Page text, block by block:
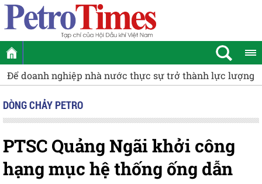
Để doanh nghiệp nhà nước thực sự trở thành lực lượng
DÒNG CHẢY PETRO
PTSC Quảng Ngãi khởi công
hạng mục hệ thống ống dẫn